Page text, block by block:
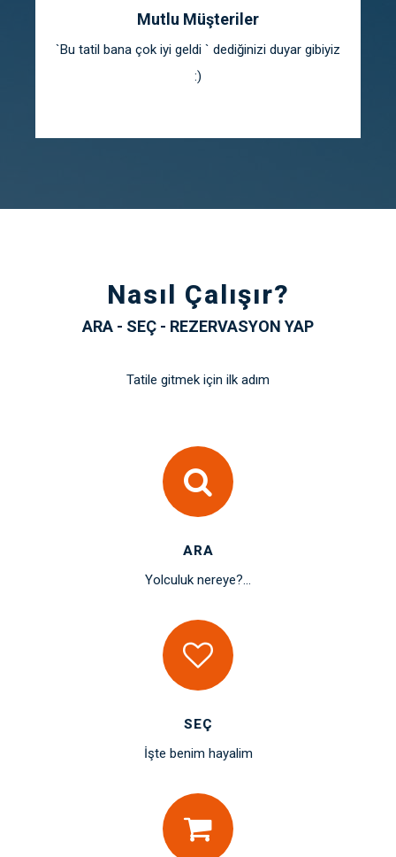
Mutlu Müşteriler
`Bu tatil bana çok iyi geldi ` dediğinizi duyar gibiyiz
:)
Nasıl Çalışır?
ARA - SEÇ - REZERVASYON YAP
Tatile gitmek için ilk adım
ARA
Yolculuk nereye?...
SEÇ
İşte benim hayalim